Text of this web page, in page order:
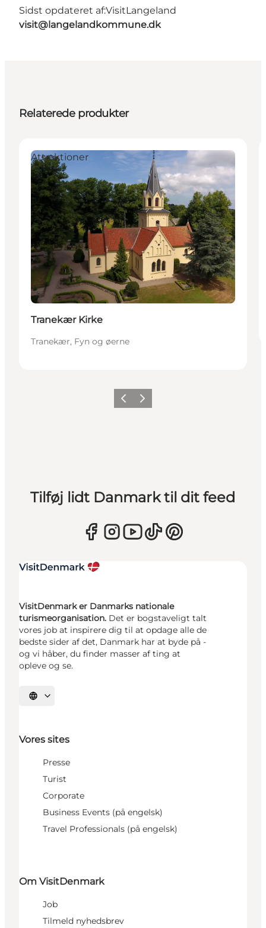
Sidst opdateret af:VisitLangeland
visit@langelandkommune.dk
Relaterede produkter
Attraktioner
Tranekær Kirke
Tranekær, Fyn og øerne
ForrigeNæste
Tilføj lidt Danmark til dit feed
VisitDenmark er Danmarks nationale
turismeorganisation. Det er bogstaveligt talt
vores job at inspirere dig til at opdage alle de
bedste sider af det, Danmark har at byde på -
og vi håber, du finder masser af ting at
opleve og se.
Vælg sprog
Vores sites
Presse
Turist
Corporate
Business Events (på engelsk)
Travel Professionals (på engelsk)
Om VisitDenmark
Job
Tilmeld nyhedsbrev